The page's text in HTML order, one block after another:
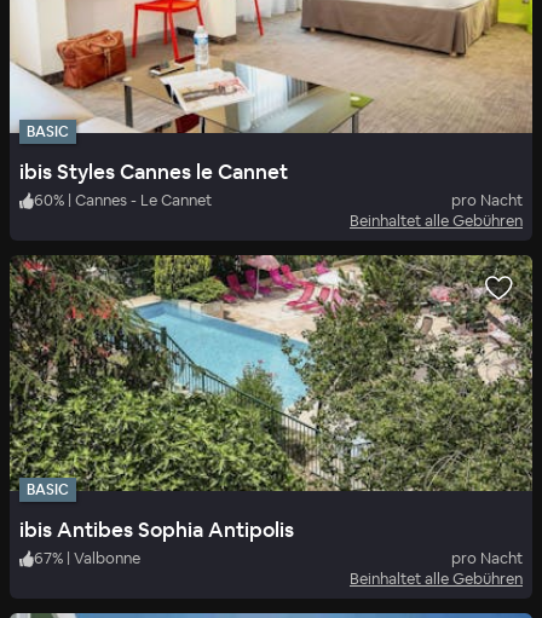
BASIC
ibis Styles Cannes le Cannet
60% | Cannes - Le Cannet
pro Nacht
Beinhaltet alle Gebühren
BASIC
ibis Antibes Sophia Antipolis
67% | Valbonne
pro Nacht
Beinhaltet alle Gebühren